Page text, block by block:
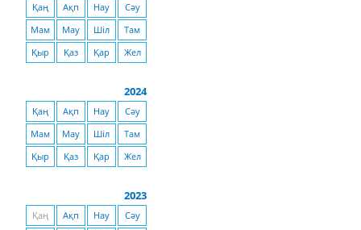
Қаң Ақп Нау
Сәу
Мам
Мау Шіл
Там
Қыр
Қаз Қар Жел
2024
Қаң Ақп Нау
Сәу
Мам
Мау Шіл
Там
Қыр
Қаз Қар Жел
2023
Қаң Ақп Нау
Сәу